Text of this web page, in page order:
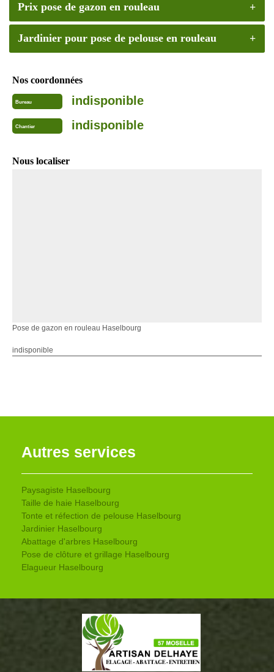
Prix pose de gazon en rouleau
Jardinier pour pose de pelouse en rouleau
Nos coordonnées
Bureau indisponible
Chantier indisponible
Nous localiser
Pose de gazon en rouleau Haselbourg
indisponible
Autres services
Paysagiste Haselbourg
Taille de haie Haselbourg
Tonte et réfection de pelouse Haselbourg
Jardinier Haselbourg
Abattage d'arbres Haselbourg
Pose de clôture et grillage Haselbourg
Elagueur Haselbourg